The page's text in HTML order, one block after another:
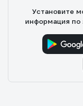
Установите
информация по